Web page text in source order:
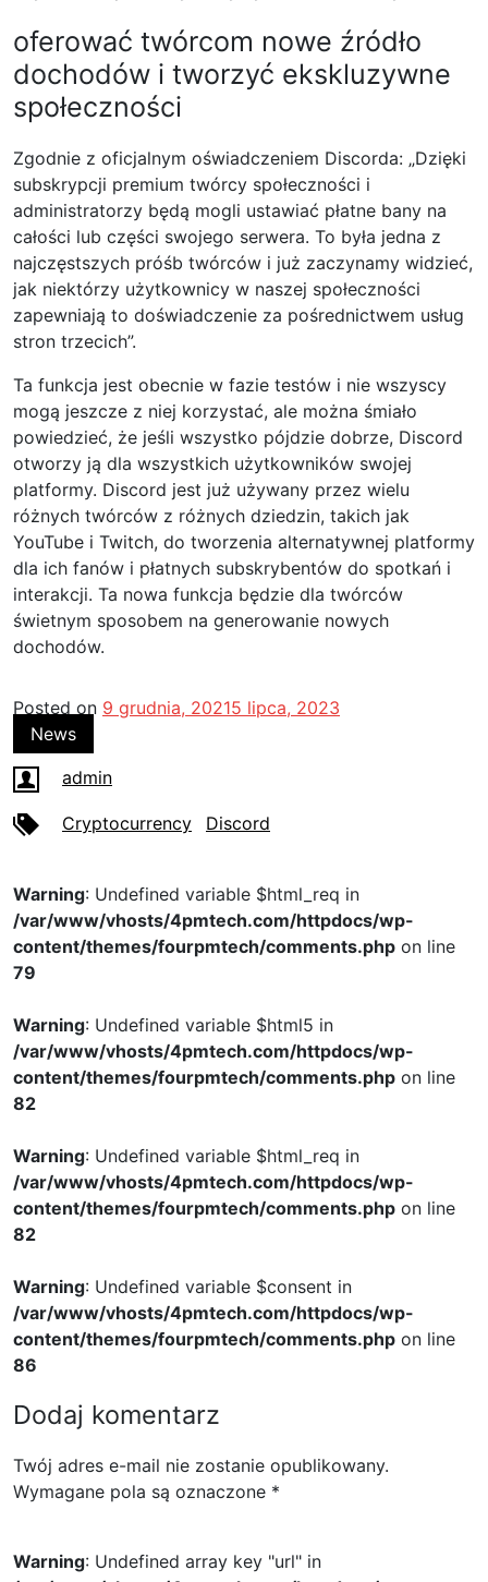
oferować twórcom nowe źródło
dochodów i tworzyć ekskluzywne
społeczności
Zgodnie z oficjalnym oświadczeniem Discorda: „Dzięki
subskrypcji premium twórcy społeczności i
administratorzy będą mogli ustawiać płatne bany na
całości lub części swojego serwera. To była jedna z
najczęstszych próśb twórców i już zaczynamy widzieć,
jak niektórzy użytkownicy w naszej społeczności
zapewniają to doświadczenie za pośrednictwem usług
stron trzecich”.
Ta funkcja jest obecnie w fazie testów i nie wszyscy
mogą jeszcze z niej korzystać, ale można śmiało
powiedzieć, że jeśli wszystko pójdzie dobrze, Discord
otworzy ją dla wszystkich użytkowników swojej
platformy. Discord jest już używany przez wielu
różnych twórców z różnych dziedzin, takich jak
YouTube i Twitch, do tworzenia alternatywnej platformy
dla ich fanów i płatnych subskrybentów do spotkań i
interakcji. Ta nowa funkcja będzie dla twórców
świetnym sposobem na generowanie nowych
dochodów.
Posted on 9 grudnia, 20215 lipca, 2023
News
admin
Cryptocurrency Discord
Warning: Undefined variable $html_req in
/var/www/vhosts/4pmtech.com/httpdocs/wp-
content/themes/fourpmtech/comments.php on line
79
Warning: Undefined variable $html5 in
/var/www/vhosts/4pmtech.com/httpdocs/wp-
content/themes/fourpmtech/comments.php on line
82
Warning: Undefined variable $html_req in
/var/www/vhosts/4pmtech.com/httpdocs/wp-
content/themes/fourpmtech/comments.php on line
82
Warning: Undefined variable $consent in
/var/www/vhosts/4pmtech.com/httpdocs/wp-
content/themes/fourpmtech/comments.php on line
86
Dodaj komentarz
Twój adres e-mail nie zostanie opublikowany.
Wymagane pola są oznaczone *
Warning: Undefined array key "url" in